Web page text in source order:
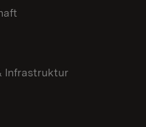
Infrastruktur